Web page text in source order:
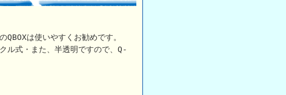
は使いやすくお勧めです。
ル式・また、半透明ですので、Q-